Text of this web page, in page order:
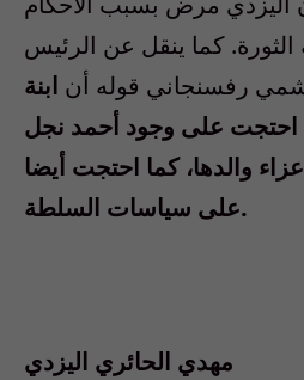
كما ينقل عن الرئيس
رفسنجاني قوله أن ابنة
احتجت على وجود أحمد نجل
والدها، كما احتجت أيضا
على سياسات السلطة.
مهدي الحائري اليزدي